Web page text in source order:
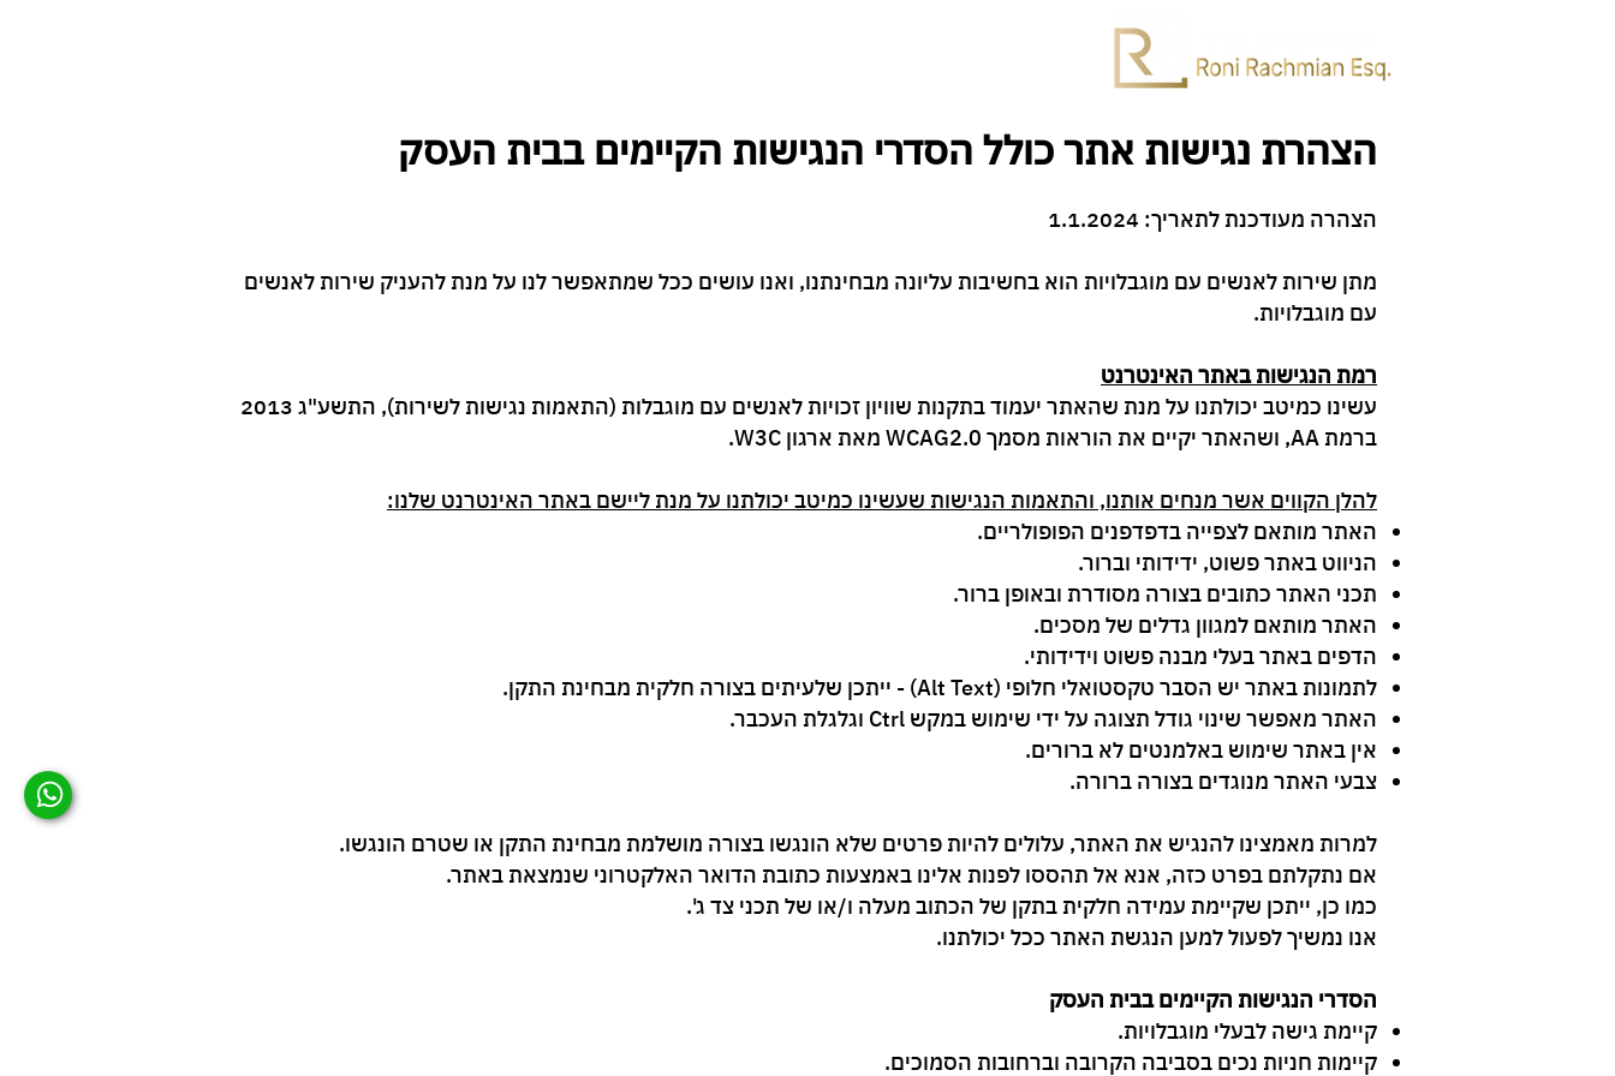
הצהרת נגישות אתר כולל הסדרי הנגישות הקיימים בבית העסק
הצהרה מעודכנת לתאריך:
מתן שירות לאנשים עם מוגבלויות הוא בחשיבות עליונה מבחינתנו, ואנו עושים ככל שמתאפשר לנו על מנת להעניק שירות לאנשים
עם מוגבלויות.
רמת הנגישות באתר האינטרנט
עשינו כמיטב יכולתנו על מנת שהאתר יעמוד בתקנות שוויון זכויות לאנשים עם מוגבלות (התאמות נגישות לשירות), התשע"ג 2013
ברמת AA, ושהאתר יקיים את הוראות מסמך WCAG2.0 מאת ארגון W3C.
​להלן הקווים אשר מנחים אותנו, והתאמות הנגישות שעשינו כמיטב יכולתנו על מנת ליישם באתר האינטרנט שלנו:
האתר מותאם לצפייה בדפדפנים הפופולריים.
הניווט באתר פשוט, ידידותי וברור.
תכני האתר כתובים בצורה מסודרת ובאופן ברור.
האתר מותאם למגוון גדלים של מסכים.
הדפים באתר בעלי מבנה פשוט וידידותי.
לתמונות באתר יש הסבר טקסטואלי חלופי (Alt Text) - ייתכן שלעיתים בצורה חלקית מבחינת התקן.
האתר מאפשר שינוי גודל תצוגה על ידי שימוש במקש Ctrl וגלגלת העכבר.
אין באתר שימוש באלמנטים לא ברורים.
צבעי האתר מנוגדים בצורה ברורה.
למרות מאמצינו להנגיש את האתר, עלולים להיות פרטים שלא הונגשו בצורה מושלמת מבחינת התקן או שטרם הונגשו.
אם נתקלתם בפרט כזה, אנא אל תהססו לפנות אלינו באמצעות כתובת הדואר האלקטרוני שנמצאת באתר.
כמו כן, ייתכן שקיימת עמידה חלקית בתקן של הכתוב מעלה ו/או של תכני צד ג'.
אנו נמשיך לפעול למען הנגשת האתר ככל יכולתנו.
הסדרי הנגישות הקיימים בבית העסק
קיימת גישה לבעלי מוגבלויות.
קיימות חניות נכים בסביבה הקרובה וברחובות הסמוכים.